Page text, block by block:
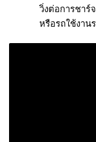
วิ่งต่อการชาร์
หรือรถใช้งาน